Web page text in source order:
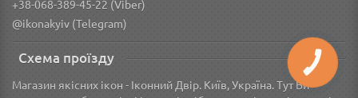
+38-068-389-45-22 (Viber)
@ikonakyiv (Telegram)
Схема проїзду
Магазин якісних ікон - Іконний Двір. Київ, Україна. Тут Ви
КНОПКА
ЗВ'ЯЗКУ